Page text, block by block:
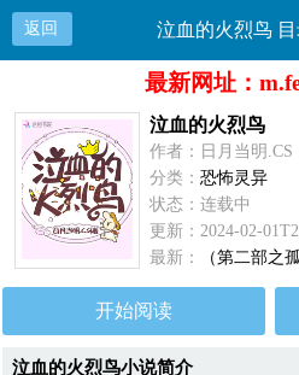
返回 泣血的火烈鸟
最新网址：
泣血的火烈鸟
作者：日月当明.CS
分类：恐怖灵异
状态：连载中
更新：2024-02-
最新：
（第二部之
要见他们
开始阅读
泣血的火烈鸟小说简介